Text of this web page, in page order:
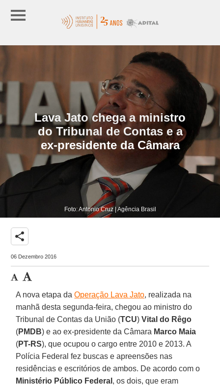
Lava Jato chega a ministro
do Tribunal de Contas e a
ex-presidente da Câmara
Foto: Antonio Cruz | Agência Brasil
share
06 Dezembro 2016
A nova etapa daOperação Lava Jato, realizada na
manhã desta segunda-feira, chegou ao ministro do
Tribunal de Contas da União (TCU)Vital do Rêgo
(PMDB) e ao ex-presidente da Câmara Marco Maia
(PT-RS), que ocupou o cargo entre 2010 e 2013. A
Polícia Federal fez buscas e apreensões nas
residências e escritórios de ambos. De acordo com o
Ministério Público Federal , os dois, que eram